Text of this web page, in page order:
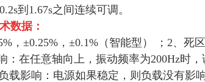
到1.67s之间连续可调。
数据：
，±0.25%，±0.1%（智能型） ；2、
：在任意轴向上，振动频率为200Hz时
载影响：电源如果稳定，则负载没有影响